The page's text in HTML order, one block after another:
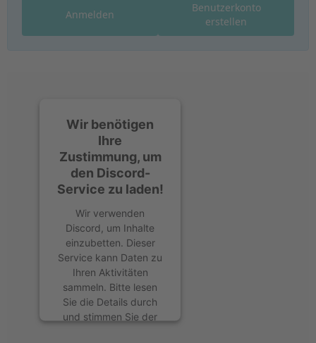
Benutzerkonto
erstellen
Anmelden
Wir benötigen
Ihre
Zustimmung, um
den Discord-
Service zu laden!
Wir verwenden
Discord, um Inhalte
einzubetten. Dieser
Service kann Daten zu
Ihren Aktivitäten
sammeln. Bitte lesen
Sie die Details durch
und stimmen Sie der